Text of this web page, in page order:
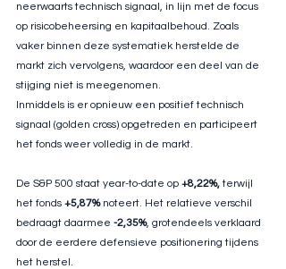
neerwaarts technisch signaal, in lijn met de focus
op risicobeheersing en kapitaalbehoud. Zoals
vaker binnen deze systematiek herstelde de
markt zich vervolgens, waardoor een deel van de
stijging niet is meegenomen.
Inmiddels is er opnieuw een positief technisch
signaal (golden cross) opgetreden en participeert
het fonds weer volledig in de markt.
De S&P 500 staat year-to-date op +8,22%, terwijl
het fonds +5,87% noteert. Het relatieve verschil
bedraagt daarmee -2,35%, grotendeels verklaard
door de eerdere defensieve positionering tijdens
het herstel.